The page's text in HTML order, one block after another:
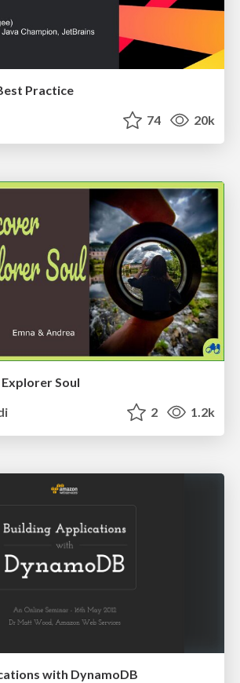
Practice
74 20k
Soul
2 1.2k
with DynamoDB